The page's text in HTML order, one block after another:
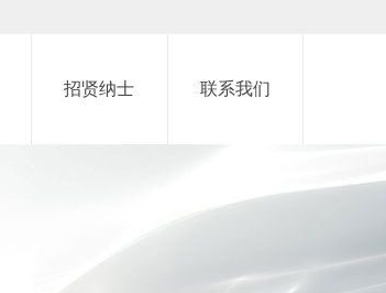
招贤纳士 联系我们